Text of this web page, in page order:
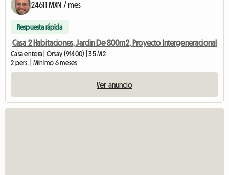
24611 MXN / mes
Respuesta rápida
Casa 2 Habitaciones, Jardin De 800m2, Proyecto Intergeneracional
Casa entera | Orsay (91400) | 35 M2
2 pers. | Mínimo 6 meses
Ver anuncio